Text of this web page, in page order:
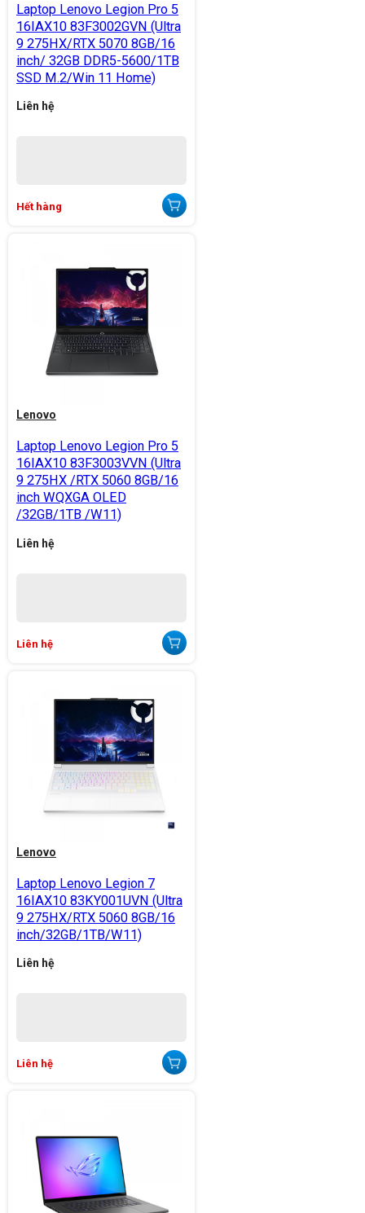
Laptop Lenovo Legion Pro 5
16IAX10 83F3002GVN (Ultra
9 275HX/RTX 5070 8GB/16
inch/ 32GB DDR5-5600/1TB
SSD M.2/Win 11 Home)
Liên hệ
Hết hàng
Lenovo
Laptop Lenovo Legion Pro 5
16IAX10 83F3003VVN (Ultra
9 275HX /RTX 5060 8GB/16
inch WQXGA OLED
/32GB/1TB /W11)
Liên hệ
Liên hệ
Lenovo
Laptop Lenovo Legion 7
16IAX10 83KY001UVN (Ultra
9 275HX/RTX 5060 8GB/16
inch/32GB/1TB/W11)
Liên hệ
Liên hệ